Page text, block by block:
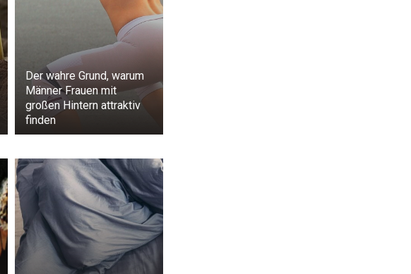
Der wahre Grund, warum
Männer Frauen mit
großen Hintern attraktiv
finden